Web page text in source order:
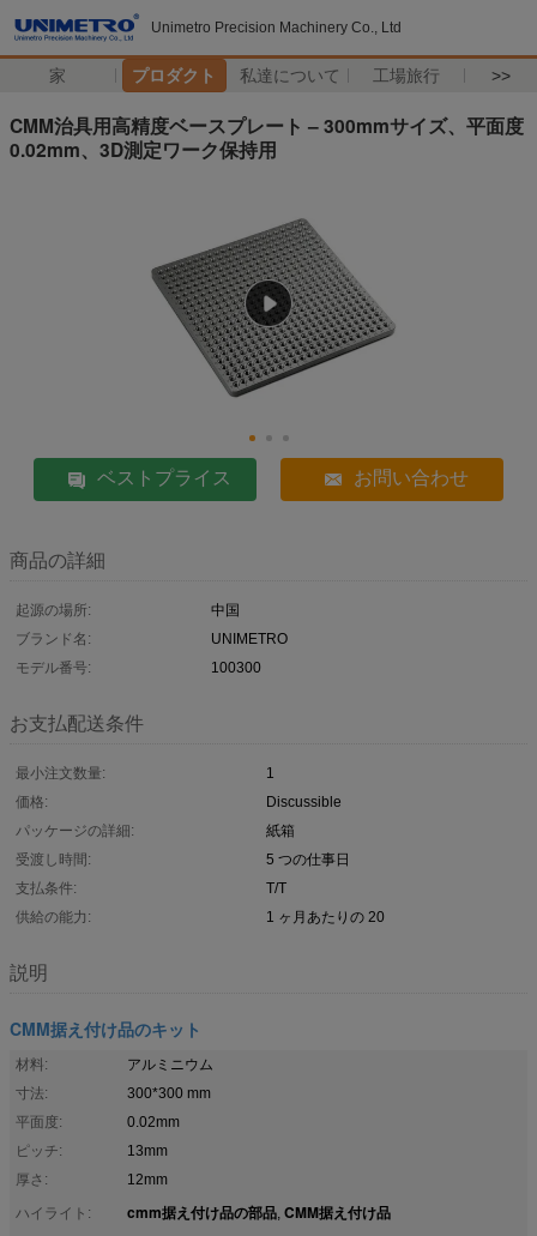
Unimetro Precision Machinery Co., Ltd
家 プロダクト 私達について 工場旅行 >>
CMM治具用高精度ベースプレート – 300mmサイズ、平面度
0.02mm、3D測定ワーク保持用
ベストプライス お問い合わせ
商品の詳細
起源の場所:
中国
ブランド名:
UNIMETRO
モデル番号:
100300
お支払配送条件
最小注文数量:
1
価格:
Discussible
パッケージの詳細:
紙箱
受渡し時間:
5 つの仕事日
支払条件:
T/T
供給の能力:
1 ヶ月あたりの 20
説明
CMM据え付け品のキット
材料:
アルミニウム
寸法:
300*300 mm
平面度:
0.02mm
ピッチ:
13mm
厚さ:
12mm
ハイライト:
cmm据え付け品の部品, CMM据え付け品